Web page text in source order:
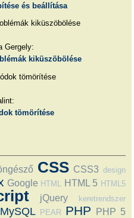
és beállítása
Gergely:
kiküszöbölése
tömörítése
CSS CSS3 design
Google HTML HTML 5 HTML5
jQuery keretrendszer
MySQL PEAR PHP PHP 5